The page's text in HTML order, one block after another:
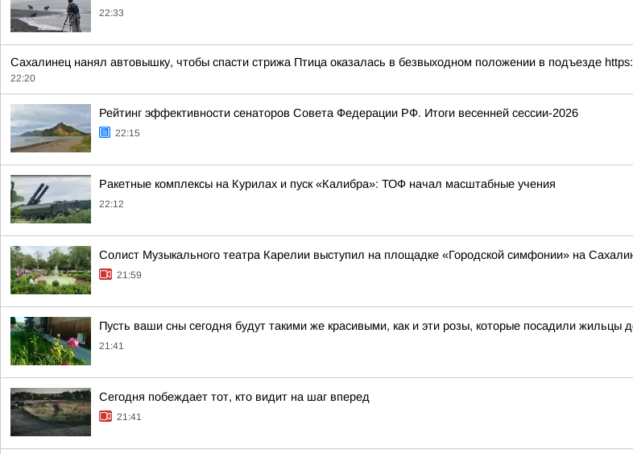
22:33
Сахалинец нанял автовышку, чтобы спасти стрижа Птица оказалась в безвыходном положении в подъезде
22:20
Рейтинг эффективности сенаторов Совета Федерации РФ. Итоги весенней сессии-2026
22:15
Ракетные комплексы на Курилах и пуск «Калибра»: ТОФ начал масштабные учения
22:12
Солист Музыкального театра Карелии выступил на площадке «Городской симфонии» на
21:59
Пусть ваши сны сегодня будут такими же красивыми, как и эти розы, которые посадили
21:41
Сегодня побеждает тот, кто видит на шаг вперед
21:41